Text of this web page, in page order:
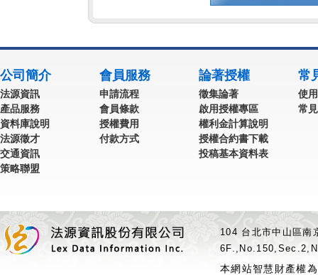
公司簡介
法源資訊
產品服務
資料庫說明
法源徵才
交通資訊
策略聯盟
會員服務
申請流程
會員條款
授權費用
付款方式
論著授權
徵集論著
啟用授權專區
權利金計算說明
授權合約書下載
投稿基本資料表
常
使
常
104 台北市中山區
本網站智慧財產權